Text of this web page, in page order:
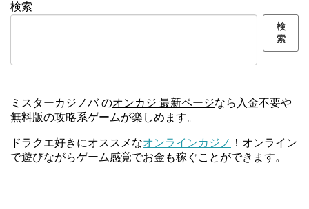
検索
検
索
ミスターカジノバ のオンカジ 最新ページなら入金不要や
無料版の攻略系ゲームが楽しめます。
ドラクエ好きにオススメなオンラインカジノ ！オンライン
で遊びながらゲーム感覚でお金も稼ぐことができます。